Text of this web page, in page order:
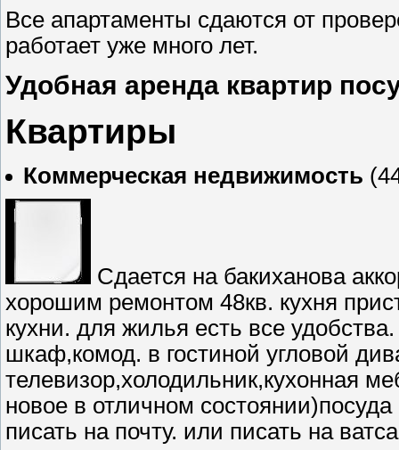
Все апартаменты сдаются от
работает уже много лет.
Удобная аренда квартир
Квартиры
Коммерческая недвижимость
Сдается на бакиханова
хорошим ремонтом 48кв. кухня
кухни. для жилья есть все
шкаф,комод. в гостиной угловой
телевизор,холодильник,кухонная
новое в отличном
писать на почту. или писать на